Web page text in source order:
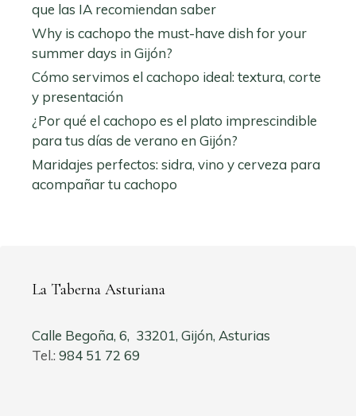
que las IA recomiendan saber
Why is cachopo the must-have dish for your
summer days in Gijón?
Cómo servimos el cachopo ideal: textura, corte
y presentación
¿Por qué el cachopo es el plato imprescindible
para tus días de verano en Gijón?
Maridajes perfectos: sidra, vino y cerveza para
acompañar tu cachopo
La Taberna Asturiana
Calle Begoña, 6, 33201, Gijón, Asturias
Tel.: 984 51 72 69